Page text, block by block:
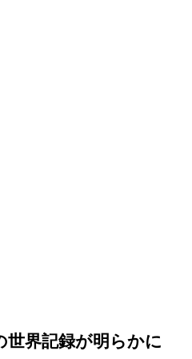
世界記録が明らかに